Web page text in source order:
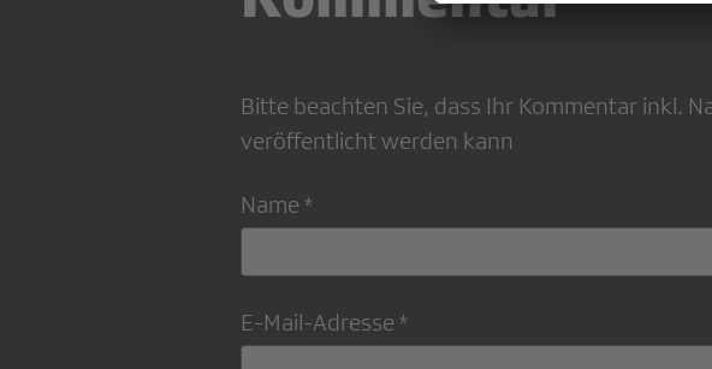
Bitte beachten Sie, dass Ihr Kommentar inkl.
veröffentlicht werden kann
Name *
E-Mail-Adresse *